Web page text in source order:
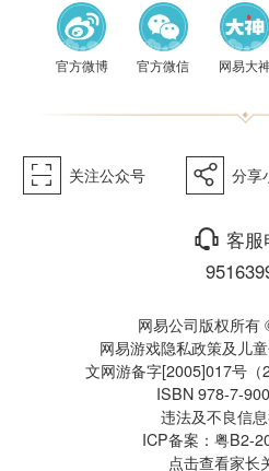
《
西
武神坛
官方微博 官方微信 网易大
򰀁 关注公众号 򰀂 分享
򰀃 客服
网易公司版权所
网易游戏隐私政策及儿
文网游备字[2005]017号
ISBN 978-7-
违法及不良信
ICP备案：粤B2-
点击查看家长